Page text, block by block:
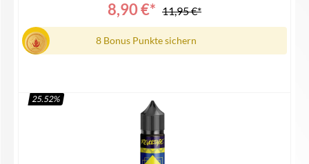
8,90 €* 11,95 €*
8 Bonus Punkte sichern
In den Warenkorb
25.52%